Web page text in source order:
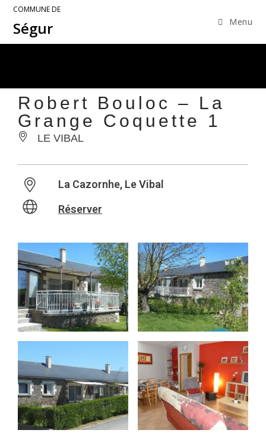
COMMUNE DE
Ségur Menu
Robert Bouloc – La
Grange Coquette 1
LE VIBAL
La Cazornhe, Le Vibal
Réserver